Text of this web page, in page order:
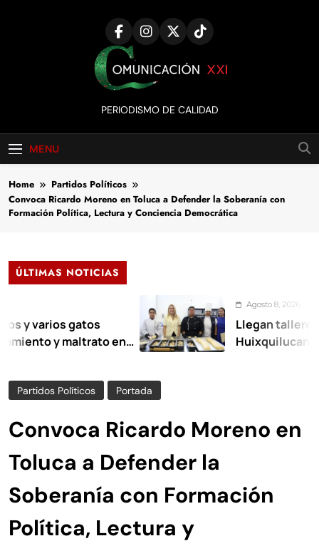
Comunicación
XXI
PERIODISMO DE CALIDAD
MENU
Home
Partidos Políticos
Convoca Ricardo Moreno en Toluca a Defender la Soberanía con
Formación Política, Lectura y Conciencia Democrática
ÚLTIMAS NOTICIAS
gatos
y maltrato en
Agosto 8, 2026
Llegan talleres de
Huixquilucan
Partidos Políticos Portada
Convoca Ricardo Moreno en
Toluca a Defender la
Soberanía con Formación
Política, Lectura y